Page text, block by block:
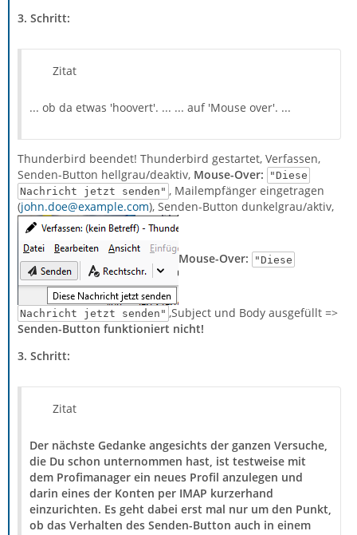
3. Schritt:
Zitat
... ob da etwas 'hoovert'. ... ... auf 'Mouse over'. ...
Thunderbird beendet! Thunderbird gestartet, Verfassen,
Senden-Button hellgrau/deaktiv, Mouse-Over:
"Diese
Nachricht jetzt senden" , Mailempfänger eingetragen
(john.doe@example.com), Senden-Button dunkelgrau/aktiv,
Mouse-Over: "Diese
Nachricht jetzt senden" ,Subject und Body ausgefüllt =>
Senden-Button funktioniert nicht!
3. Schritt:
Zitat
Der nächste Gedanke angesichts der ganzen Versuche,
die Du schon unternommen hast, ist testweise mit
dem Profimanager ein neues Profil anzulegen und
darin eines der Konten per IMAP kurzerhand
einzurichten. Es geht dabei erst mal nur um den Punkt,
ob das Verhalten des Senden-Button auch in einem